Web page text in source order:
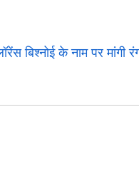
बिश्नोई के नाम पर मांगी